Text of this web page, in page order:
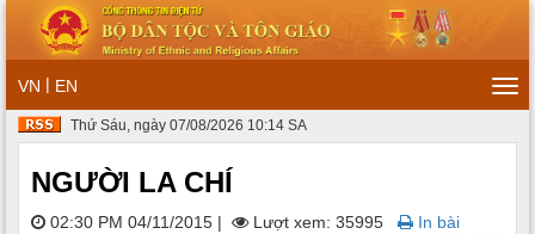
VN | EN
Thứ Sáu, ngày 07/08/2026 10:14 SA
NGƯỜI LA CHÍ
02:30 PM 04/11/2015 | Lượt xem: 35995
In bài